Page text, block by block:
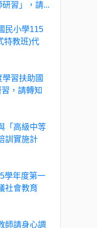
習」，請...
民小學115
特教班)代
習扶助國
，請轉知
「高級中等
訓實施計
學年度第一
社會教育
師請身心調